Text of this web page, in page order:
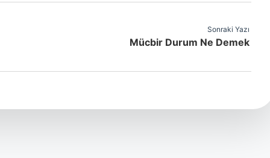
Sonraki Yazı
Mücbir Durum Ne Demek